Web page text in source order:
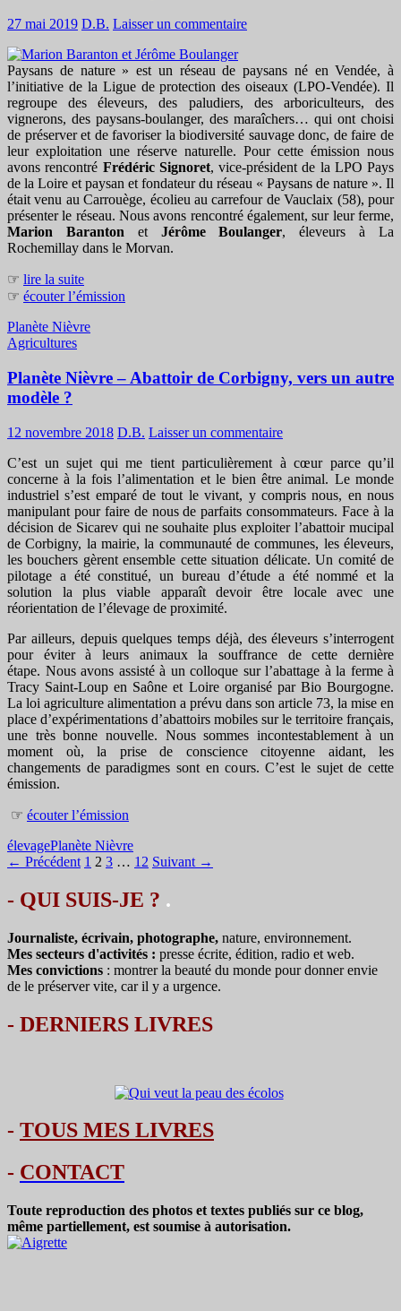
27 mai 2019 D.B. Laisser un commentaire
Paysans de nature » est un réseau de paysans né en Vendée, à
l’initiative de la Ligue de protection des oiseaux (LPO-Vendée). Il
regroupe des éleveurs, des paludiers, des arboriculteurs, des
vignerons, des paysans-boulanger, des maraîchers… qui ont choisi
de préserver et de favoriser la biodiversité sauvage donc, de faire de
leur exploitation une réserve naturelle. Pour cette émission nous
avons rencontré Frédéric Signoret, vice-président de la LPO Pays
de la Loire et paysan et fondateur du réseau « Paysans de nature ». Il
était venu au Carrouège, écolieu au carrefour de Vauclaix (58), pour
présenter le réseau. Nous avons rencontré également, sur leur ferme,
Marion Barantonet Jérôme Boulanger, éleveurs à La
Rochemillay dans le Morvan.
☞ lire la suite
☞ écouter l’émission
Planète Nièvre
Agricultures
Planète Nièvre – Abattoir de Corbigny, vers un autre
modèle ?
12 novembre 2018 D.B. Laisser un commentaire
C’est un sujet qui me tient particulièrement à cœur parce qu’il
concerne à la fois l’alimentation et le bien être animal. Le monde
industriel s’est emparé de tout le vivant, y compris nous, en nous
manipulant pour faire de nous de parfaits consommateurs. Face à la
décision de Sicarev qui ne souhaite plus exploiter l’abattoir mucipal
de Corbigny, la mairie, la communauté de communes, les éleveurs,
les bouchers gèrent ensemble cette situation délicate. Un comité de
pilotage a été constitué, un bureau d’étude a été nommé et la
solution la plus viable apparaît devoir être locale avec une
réorientation de l’élevage de proximité.
Par ailleurs, depuis quelques temps déjà, des éleveurs s’interrogent
pour éviter à leurs animaux la souffrance de cette dernière
étape. Nous avons assisté à un colloque sur l’abattage à la ferme à
Tracy Saint-Loup en Saône et Loire organisé par Bio Bourgogne.
La loi agriculture alimentation a prévu dans son article 73, la mise en
place d’expérimentations d’abattoirs mobiles sur le territoire français,
une très bonne nouvelle. Nous sommes incontestablement à un
moment où, la prise de conscience citoyenne aidant, les
changements de paradigmes sont en cours. C’est le sujet de cette
émission.
☞ écouter l’émission
élevagePlanète Nièvre
Navigation
articles
← Précédent 1 2 3 … 12 Suivant →
- QUI SUIS-JE ? .
Journaliste, écrivain, photographe, nature, environnement.
Mes secteurs d'activités : presse écrite, édition, radio et web.
Mes convictions : montrer la beauté du monde pour donner envie
de le préserver vite, car il y a urgence.
- DERNIERS LIVRES
- TOUS MES LIVRES
- CONTACT
Toute reproduction des photos et textes publiés sur ce blog,
même partiellement, est soumise à autorisation.